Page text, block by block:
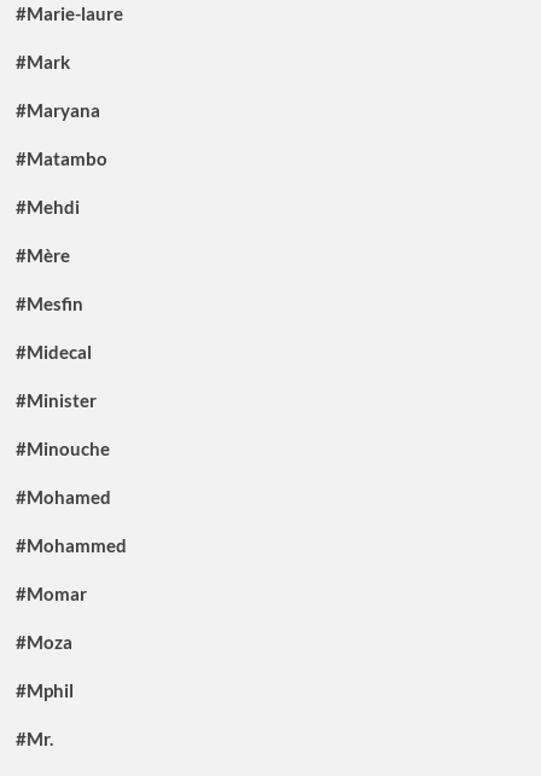
#Marie-laure
#Mark
#Maryana
#Matambo
#Mehdi
#Mère
#Mesfin
#Midecal
#Minister
#Minouche
#Mohamed
#Mohammed
#Momar
#Moza
#Mphil
#Mr.